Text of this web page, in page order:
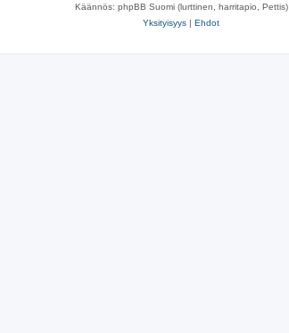
Käännös: phpBB Suomi (lurttinen, harritapio, Pettis)
Yksityisyys | Ehdot